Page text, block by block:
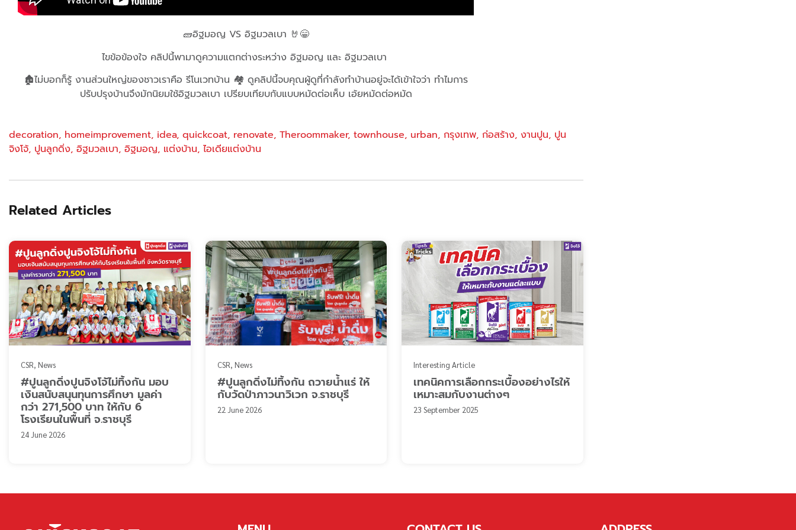
🧱อิฐมอญ VS อิฐมวลเบา 🤘😁
ไขข้อข้องใจ คลิปนี้พามาดูความแตกต่างระหว่าง อิฐมอญ และ อิฐมวลเบา
🏚ไม่บอกก็รู้ งานส่วนใหญ่ของชาวเราคือ รีโนเวทบ้าน 🏘 ดูคลิปนี้จบคุณผู้ดูที่กำลังทำบ้านอยู่จะได้เข้าใจว่า ทำไมการ
ปรับปรุงบ้านจึงมักนิยมใช้อิฐมวลเบา เปรียบเทียบกับแบบหมัดต่อเห็บ เอ้ยหมัดต่อหมัด
decoration​, homeimprovement, idea​, quickcoat​, renovate​, Theroommaker​, townhouse​, urban​, กรุงเทพ​, ก่อสร้าง​, งานปูน​, ปูน
จิงโจ้​, ปูนลูกดิ่ง​, อิฐมวลเบา​, อิฐมอญ​, แต่งบ้าน​, ไอเดียแต่งบ้าน​
Related Articles
CSR News
#ปูนลูกดิ่งปูนจิงโจ้ไม่ทิ้งกัน มอบ
เงินสนับสนุนทุนการศึกษา มูลค่า
กว่า 271,500 บาท ให้กับ 6
โรงเรียนในพื้นที่ จ.ราชบุรี
24 June 2026
CSR News
#ปูนลูกดิ่งไม่ทิ้งกัน ถวายน้ำแร่ ให้
กับวัดป่าภาวนาวิเวก จ.ราชบุรี
22 June 2026
Interesting Article
เทคนิคการเลือกกระเบื้องอย่างไรให้
เหมาะสมกับงานต่างๆ
23 September 2025